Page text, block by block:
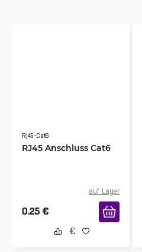
RJ45-Cat6
RJ45 Anschluss Cat6
auf Lager
0.25 €